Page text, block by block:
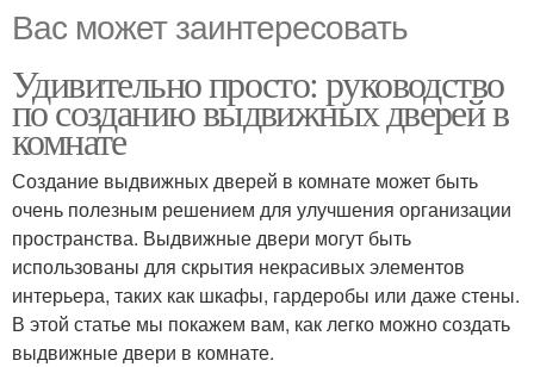
Вас может заинтересовать
Удивительно просто: руководство
по созданию выдвижных дверей в
комнате
Создание выдвижных дверей в комнате может быть
очень полезным решением для улучшения организации
пространства. Выдвижные двери могут быть
использованы для скрытия некрасивых элементов
интерьера, таких как шкафы, гардеробы или даже стены.
В этой статье мы покажем вам, как легко можно создать
выдвижные двери в комнате.